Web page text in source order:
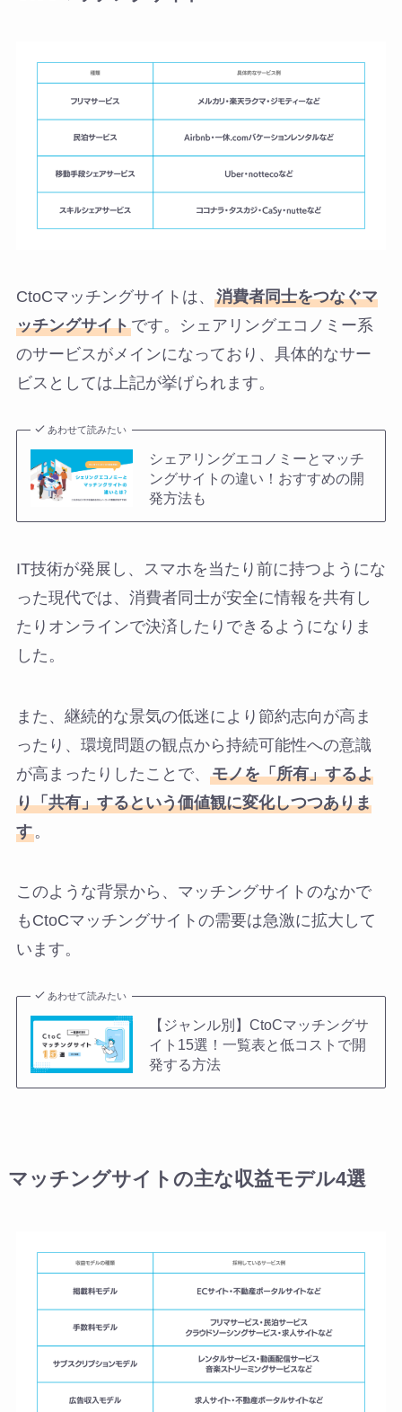
CtoCマッチングサイトは、 消費者同士をつなぐマ
ッチングサイトです。シェアリングエコノミー系
のサービスがメインになっており、具体的なサー
ビスとしては上記が挙げられます。
あわせて読みたい
シェアリングエコノミーとマッチ
ングサイトの違い！おすすめの開
発方法も
IT技術が発展し、スマホを当たり前に持つようにな
った現代では、消費者同士が安全に情報を共有し
たりオンラインで決済したりできるようになりま
した。
また、継続的な景気の低迷により節約志向が高ま
ったり、環境問題の観点から持続可能性への意識
が高まったりしたことで、 モノを「所有」するよ
り「共有」するという価値観に変化しつつありま
す。
このような背景から、マッチングサイトのなかで
もCtoCマッチングサイトの需要は急激に拡大して
います。
あわせて読みたい
【ジャンル別】CtoCマッチングサ
イト15選！一覧表と低コストで開
発する方法
マッチングサイトの主な収益モデル4選